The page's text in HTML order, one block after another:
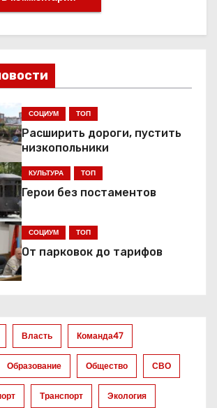
СОЦИУМ ТОП
Расширить дороги, пустить
низкопольники
КУЛЬТУРА ТОП
Герои без постаментов
СОЦИУМ ТОП
От парковок до тарифов
Власть Команда47
Образование Общество СВО
Транспорт Экология